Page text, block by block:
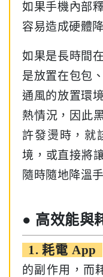
如果手機內部
容易造成硬體
如果是長時間
是放置在包包
通風的放置環
熱情況，因此
許發燙時，就
境，或直接將
隨時隨地降溫
● 高效能與
1. 耗電 App
的副作用，而